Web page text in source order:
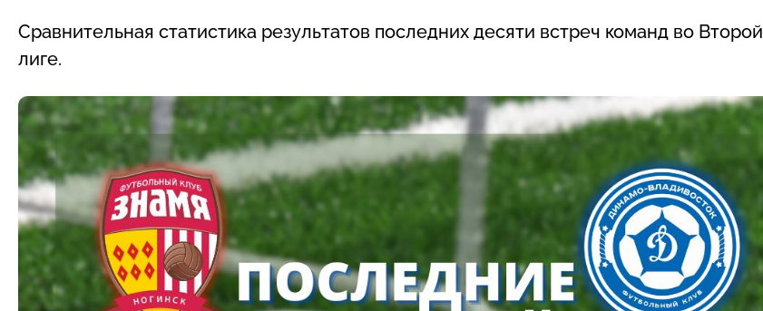
Сравнительная статистика результатов последних десяти встреч команд во Второй
лиге.